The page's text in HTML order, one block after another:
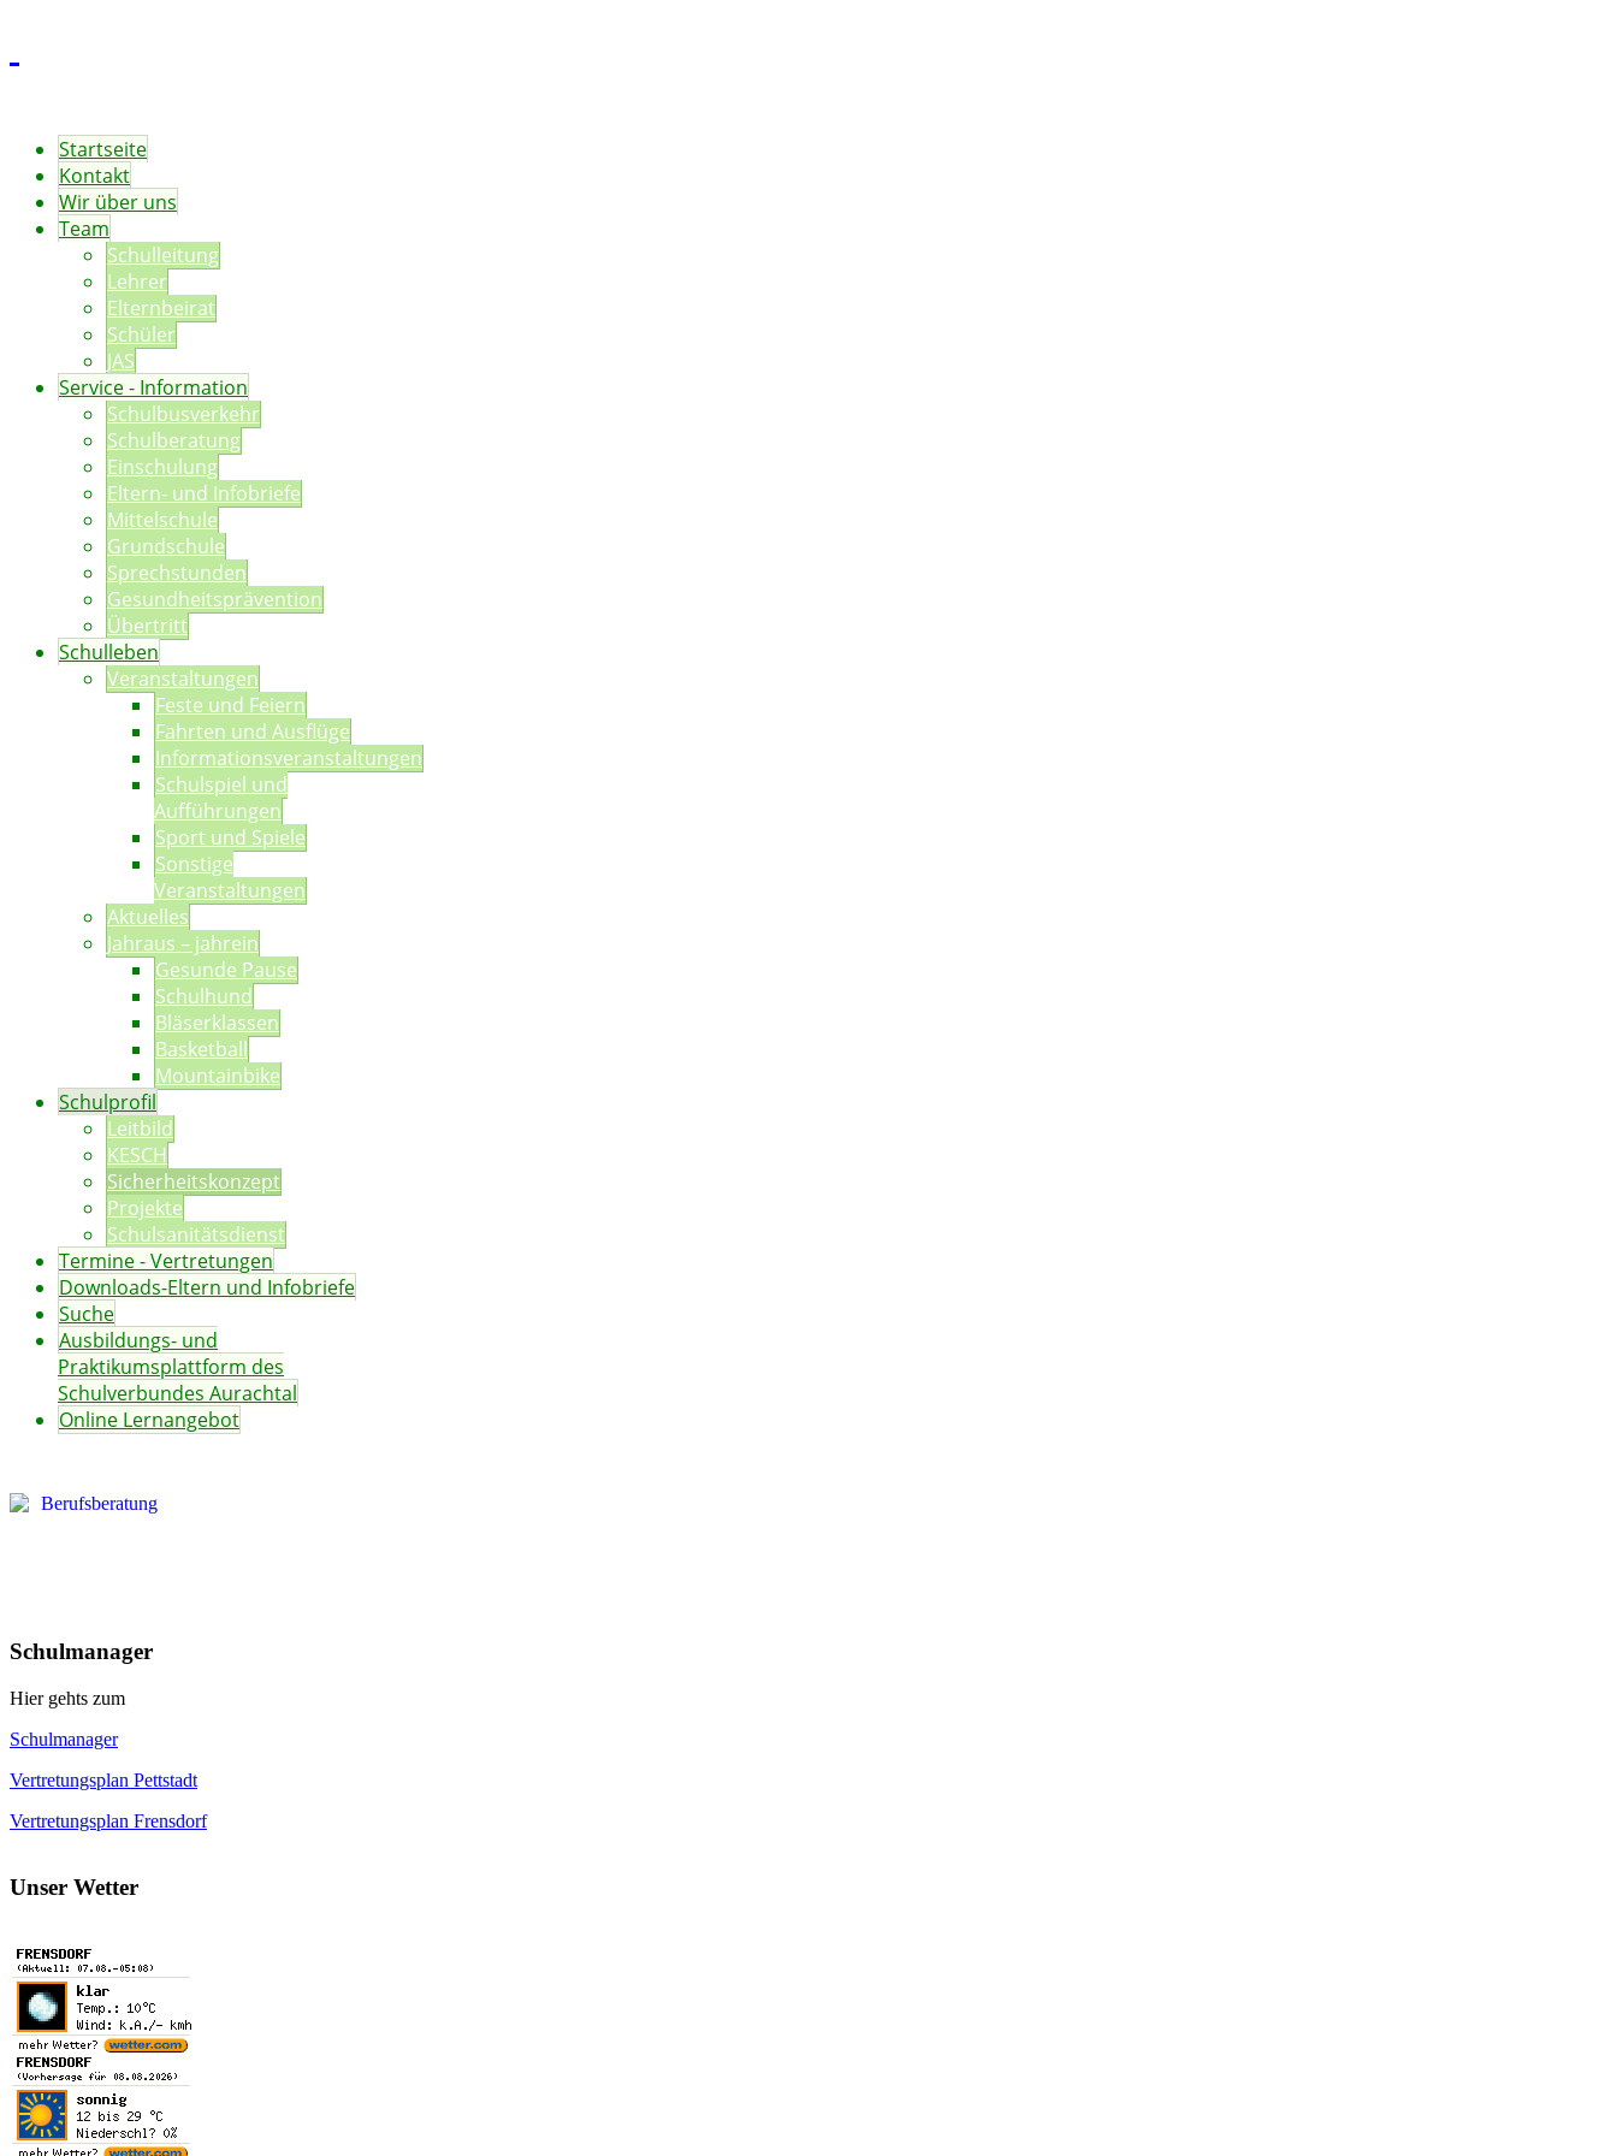
Startseite
Kontakt
Wir über uns
Team
Schulleitung
Lehrer
Elternbeirat
Schüler
JAS
Service - Information
Schulbusverkehr
Schulberatung
Einschulung
Eltern- und Infobriefe
Mittelschule
Grundschule
Sprechstunden
Gesundheitsprävention
Übertritt
Schulleben
Veranstaltungen
Feste und Feiern
Fahrten und Ausflüge
Informationsveranstaltungen
Schulspiel und
Aufführungen
Sport und Spiele
Sonstige
Veranstaltungen
Aktuelles
Jahraus – jahrein
Gesunde Pause
Schulhund
Bläserklassen
Basketball
Mountainbike
Schulprofil
Leitbild
KESCH
Sicherheitskonzept
Projekte
Schulsanitätsdienst
Termine - Vertretungen
Downloads-Eltern und Infobriefe
Suche
Ausbildungs- und
Praktikumsplattform des
Schulverbundes Aurachtal
Online Lernangebot
Schulmanager
Hier gehts zum
Schulmanager
Vertretungsplan Pettstadt
Vertretungsplan Frensdorf
Unser Wetter